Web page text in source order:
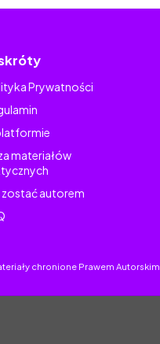
Prywatności
materiałów
zostać autorem
chronione Prawem Autorskim.